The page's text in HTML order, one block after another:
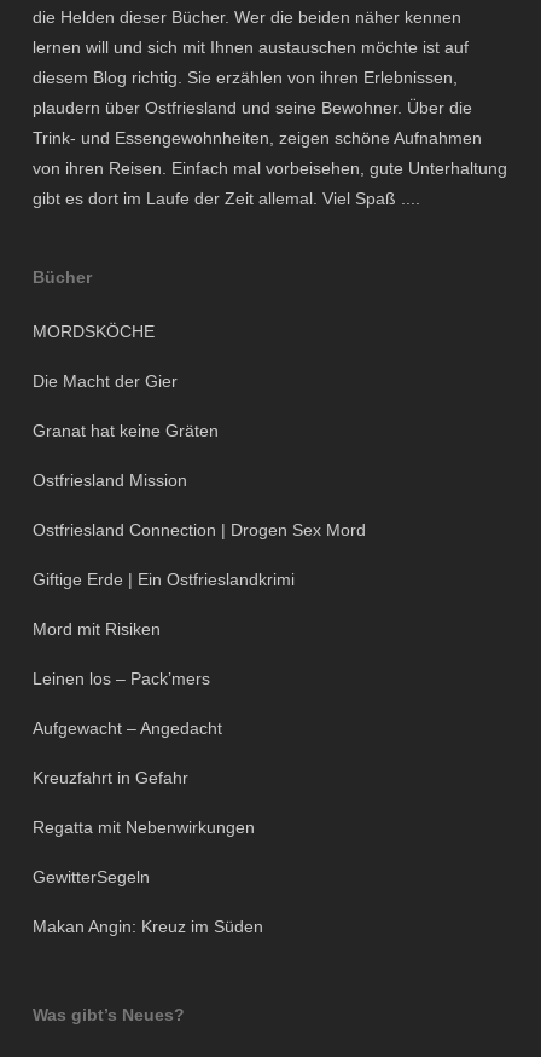
die Helden dieser Bücher. Wer die beiden näher kennen
lernen will und sich mit Ihnen austauschen möchte ist auf
diesem Blog richtig. Sie erzählen von ihren Erlebnissen,
plaudern über Ostfriesland und seine Bewohner. Über die
Trink- und Essengewohnheiten, zeigen schöne Aufnahmen
von ihren Reisen. Einfach mal vorbeisehen, gute Unterhaltung
gibt es dort im Laufe der Zeit allemal. Viel Spaß ....
Bücher
MORDSKÖCHE
Die Macht der Gier
Granat hat keine Gräten
Ostfriesland Mission
Ostfriesland Connection | Drogen Sex Mord
Giftige Erde | Ein Ostfrieslandkrimi
Mord mit Risiken
Leinen los – Pack’mers
Aufgewacht – Angedacht
Kreuzfahrt in Gefahr
Regatta mit Nebenwirkungen
GewitterSegeln
Makan Angin: Kreuz im Süden
Was gibt’s Neues?